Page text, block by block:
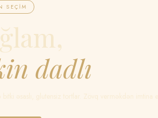
SEÇIM
dadlı
bitki əsaslı, glutensiz tortlar. Zövq verməkdən imtina